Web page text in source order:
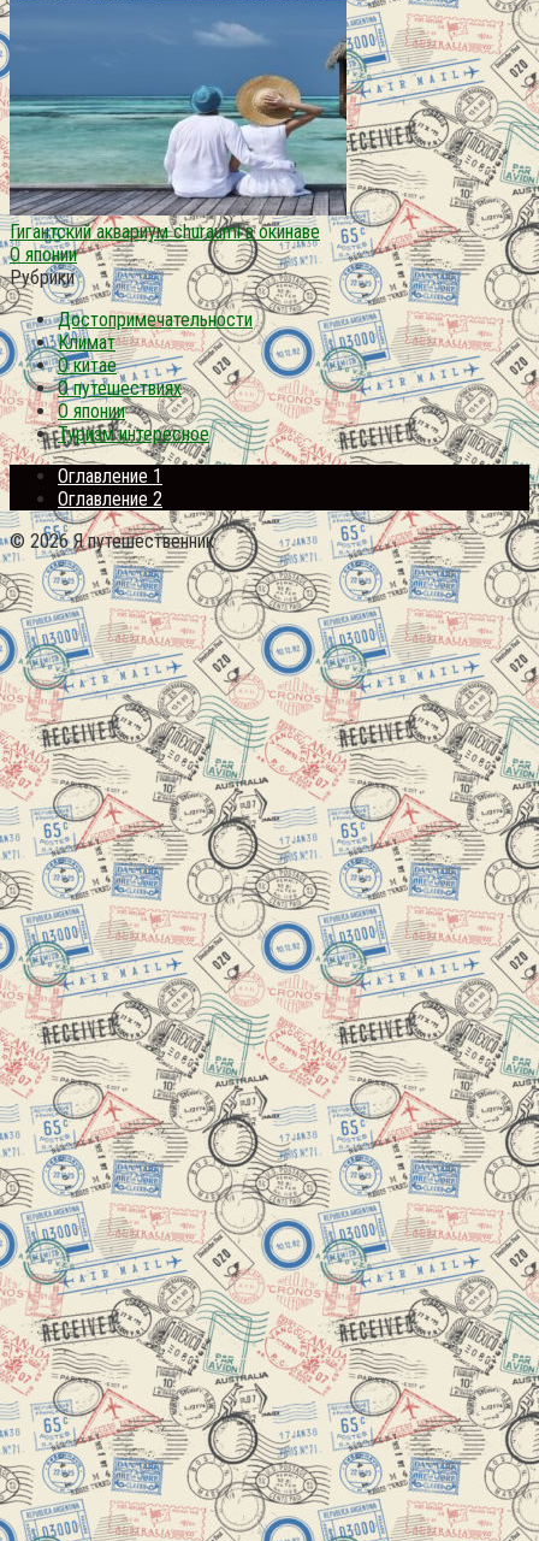
Гигантский аквариум churaumi в окинаве
О японии
Рубрики
Достопримечательности
Климат
О китае
О путешествиях
О японии
Туризм интересное
Оглавление 1
Оглавление 2
© 2026 Я путешественник